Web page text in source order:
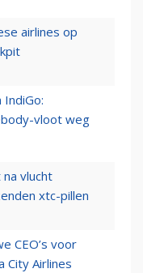
airlines op
vloot weg
vlucht
xtc-pillen
CEO’s voor
City Airlines